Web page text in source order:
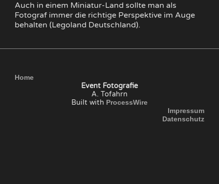
Auch in einem Miniatur-Land sollte man als
Fotograf immer die richtige Perspektive im Auge
behalten (Legoland Deutschland).
Home
Event Fotografie
A. Tofahrn
Built with ProcessWire
Impressum
Datenschutz